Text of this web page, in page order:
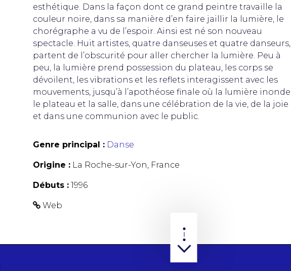
esthétique. Dans la façon dont ce grand peintre travaille la
couleur noire, dans sa manière d’en faire jaillir la lumière, le
chorégraphe a vu de l’espoir. Ainsi est né son nouveau
spectacle. Huit artistes, quatre danseuses et quatre danseurs,
partent de l’obscurité pour aller chercher la lumière. Peu à
peu, la lumière prend possession du plateau, les corps se
dévoilent, les vibrations et les reflets interagissent avec les
mouvements, jusqu’à l’apothéose finale où la lumière inonde
le plateau et la salle, dans une célébration de la vie, de la joie
et dans une communion avec le public.
Genre principal : Danse
Origine :La Roche-sur-Yon, France
Débuts :1996
Web